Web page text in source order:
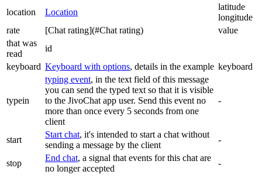
location Location
latitude
longitude
rate
[Chat rating](#Chat rating)
value
that was
read
id
keyboard Keyboard with options, details in the example keyboard
typein
typing event, in the text field of this message
you can send the typed text so that it is visible
to the JivoChat app user. Send this event no
more than once every 5 seconds from one
client
-
start
Start chat, it's intended to start a chat without
sending a message by the client
-
stop
End chat, a signal that events for this chat are
no longer accepted
-